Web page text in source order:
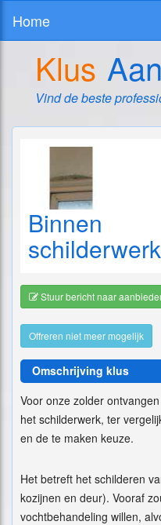
Home
Klus
Vind de beste
Binnen
Stuur bericht naar
Offreren niet meer mogelijk
Omschrijving klus
Voor onze zolder
het schilderwerk, ter
en de te maken keuze.
Het betreft het schilderen
kozijnen en deur). Vooraf
vochtbehandeling willen,